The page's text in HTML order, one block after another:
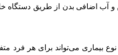
و آب اضافی بدن از طریق
بیماری می‌تواند برای هر فرد